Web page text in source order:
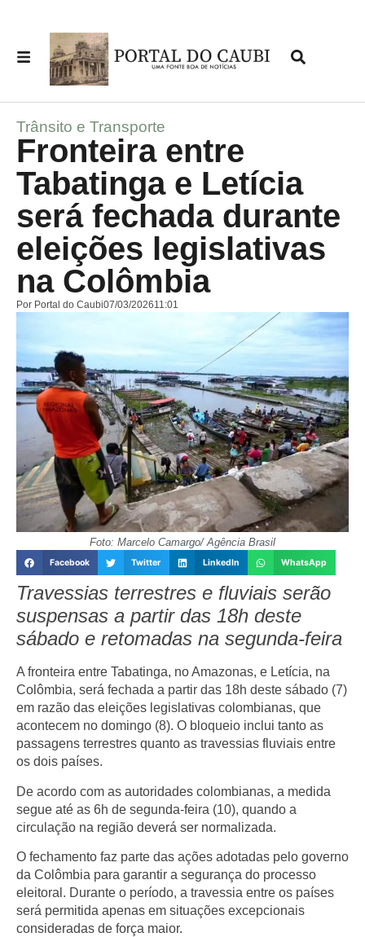
Trânsito e Transporte
Fronteira entre
Tabatinga e Letícia
será fechada durante
eleições legislativas
na Colômbia
Por Portal do Caubi07/03/202611:01
Foto: Marcelo Camargo/ Agência Brasil
Facebook Twitter LinkedIn WhatsApp
Travessias terrestres e fluviais serão
suspensas a partir das 18h deste
sábado e retomadas na segunda-feira
A fronteira entre Tabatinga, no Amazonas, e Letícia, na
Colômbia, será fechada a partir das 18h deste sábado (7)
em razão das eleições legislativas colombianas, que
acontecem no domingo (8). O bloqueio inclui tanto as
passagens terrestres quanto as travessias fluviais entre
os dois países.
De acordo com as autoridades colombianas, a medida
segue até as 6h de segunda-feira (10), quando a
circulação na região deverá ser normalizada.
O fechamento faz parte das ações adotadas pelo governo
da Colômbia para garantir a segurança do processo
eleitoral. Durante o período, a travessia entre os países
será permitida apenas em situações excepcionais
consideradas de força maior.